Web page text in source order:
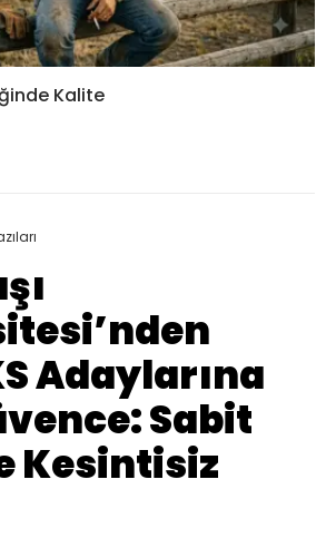
Kalite
Adaylarına
Sabit
Kesintisiz